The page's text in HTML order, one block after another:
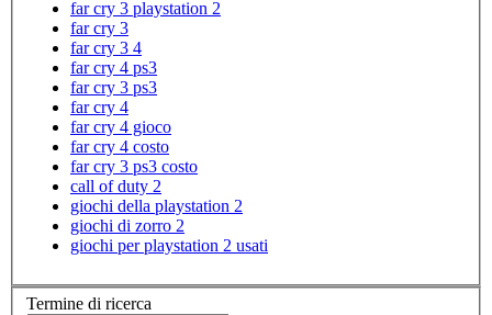
far cry 3 playstation 2
far cry 3
far cry 3 4
far cry 4 ps3
far cry 3 ps3
far cry 4
far cry 4 gioco
far cry 4 costo
far cry 3 ps3 costo
call of duty 2
giochi della playstation 2
giochi di zorro 2
giochi per playstation 2 usati
Termine di ricerca